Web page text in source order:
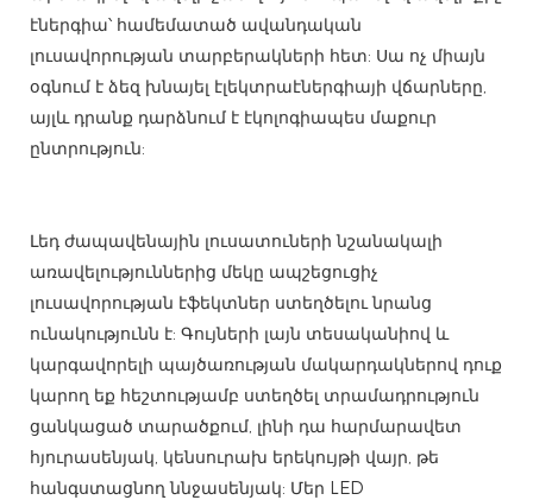
էներգիա՝ համեմատած ավանդական
լուսավորության տարբերակների հետ: Սա ոչ միայն
օգնում է ձեզ խնայել էլեկտրաէներգիայի վճարները,
այլև դրանք դարձնում է էկոլոգիապես մաքուր
ընտրություն:
Լեդ ժապավենային լուսատուների նշանակալի
առավելություններից մեկը ապշեցուցիչ
լուսավորության էֆեկտներ ստեղծելու նրանց
ունակությունն է: Գույների լայն տեսականիով և
կարգավորելի պայծառության մակարդակներով դուք
կարող եք հեշտությամբ ստեղծել տրամադրություն
ցանկացած տարածքում, լինի դա հարմարավետ
հյուրասենյակ, կենսուրախ երեկույթի վայր, թե
հանգստացնող ննջասենյակ: Մեր LED